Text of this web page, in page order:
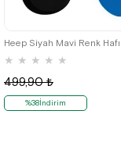
★ ★ ★ ★ ★
499,90 ₺
%38İndirim
36 38
45